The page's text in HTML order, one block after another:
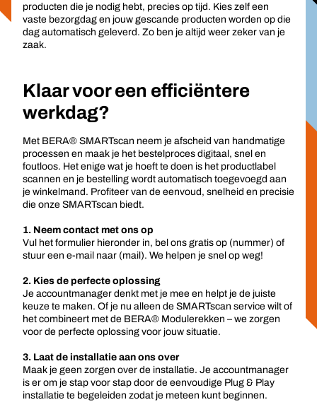
producten die je nodig hebt, precies op tijd. Kies zelf een
vaste bezorgdag en jouw gescande producten worden op die
dag automatisch geleverd. Zo ben je altijd weer zeker van je
zaak.
Klaar voor een efficiëntere
werkdag?
Met BERA® SMARTscan neem je afscheid van handmatige
processen en maak je het bestelproces digitaal, snel en
foutloos. Het enige wat je hoeft te doen is het productlabel
scannen en je bestelling wordt automatisch toegevoegd aan
je winkelmand. Profiteer van de eenvoud, snelheid en precisie
die onze SMARTscan biedt.
1. Neem contact met ons op
Vul het formulier hieronder in, bel ons gratis op (nummer) of
stuur een e-mail naar (mail). We helpen je snel op weg!
2. Kies de perfecte oplossing
Je accountmanager denkt met je mee en helpt je de juiste
keuze te maken. Of je nu alleen de SMARTscan service wilt of
het combineert met de BERA® Modulerekken – we zorgen
voor de perfecte oplossing voor jouw situatie.
3. Laat de installatie aan ons over
Maak je geen zorgen over de installatie. Je accountmanager
is er om je stap voor stap door de eenvoudige Plug & Play
installatie te begeleiden zodat je meteen kunt beginnen.